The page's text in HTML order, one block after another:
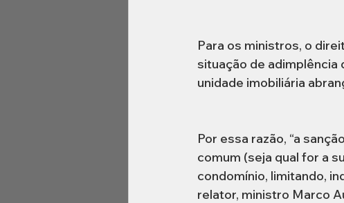
Para os ministros, o
situação de adimplência
unidade imobiliária
Por essa razão, “a
comum (seja qual for a
condomínio, limitando,
relator, ministro Marco